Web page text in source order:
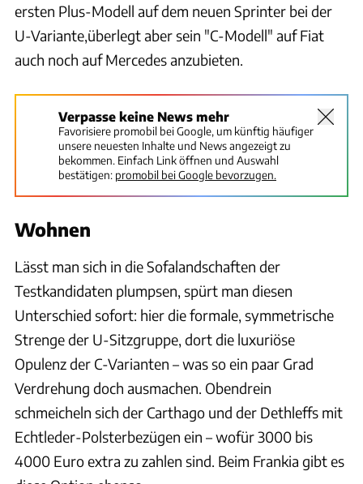
ersten Plus-Modell auf dem neuen Sprinter bei der
U-Variante,überlegt aber sein "C-Modell" auf Fiat
auch noch auf Mercedes anzubieten.
Verpasse keine News mehr
Favorisiere promobil bei Google, um künftig häufiger
unsere neuesten Inhalte und News angezeigt zu
bekommen. Einfach Link öffnen und Auswahl
bestätigen: promobil bei Google bevorzugen.
Wohnen
Lässt man sich in die Sofalandschaften der
Testkandidaten plumpsen, spürt man diesen
Unterschied sofort: hier die formale, symmetrische
Strenge der U-Sitzgruppe, dort die luxuriöse
Opulenz der C-Varianten – was so ein paar Grad
Verdrehung doch ausmachen. Obendrein
schmeicheln sich der Carthago und der Dethleffs mit
Echtleder-Polsterbezügen ein – wofür 3000 bis
4000 Euro extra zu zahlen sind. Beim Frankia gibt es